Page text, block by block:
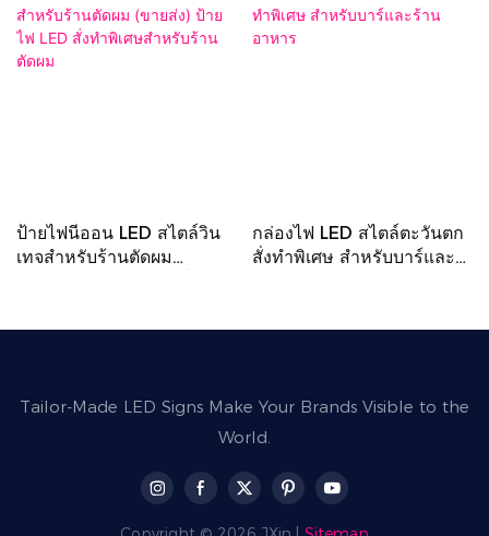
ป้ายไฟนีออน LED สไตล์วิน
เทจสำหรับร้านตัดผม
กล่องไฟ LED สไตล์ตะวันตก
สั่งทำพิเศษ สำหรับบาร์และ
Tailor-Made LED Signs Make Your Brands Visible to the
World.